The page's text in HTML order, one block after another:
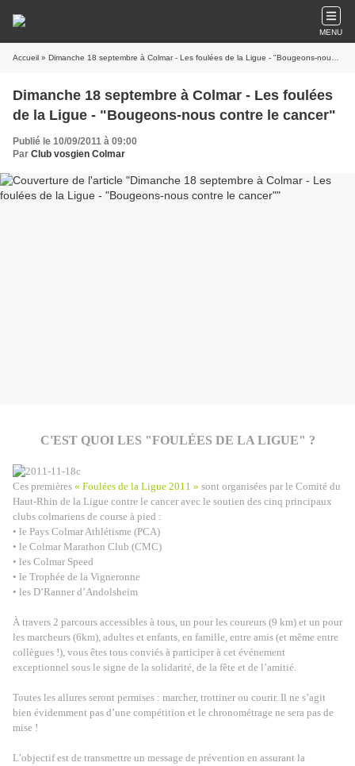
MENU
Accueil » Dimanche 18 septembre à Colmar - Les foulées de la Ligue - "Bougeons-nous contre le cancer"
Dimanche 18 septembre à Colmar - Les foulées
de la Ligue - "Bougeons-nous contre le cancer"
Publié le 10/09/2011 à 09:00
Par Club vosgien Colmar
C'EST QUOI LES "FOULÉES DE LA LIGUE" ?
Ces premières « Foulées de la Ligue 2011 » sont organisées par le Comité du
Haut-Rhin de la Ligue contre le cancer avec le soutien des cinq principaux
clubs colmariens de course à pied :
• le Pays Colmar Athlétisme (PCA)
• le Colmar Marathon Club (CMC)
• les Colmar Speed
• le Trophée de la Vigneronne
• les D’Ranner d’Andolsheim
À travers 2 parcours accessibles à tous, un pour les coureurs (9 km) et un pour
les marcheurs (6km), adultes et enfants, en famille, entre amis (et même entre
collègues !), vous êtes tous conviés à participer à cet événement
exceptionnel sous le signe de la solidarité, de la fête et de l’amitié.
Toutes les allures seront permises : marcher, trottiner ou courir. Il ne s’agit
bien évidemment pas d’une compétition et le chronométrage ne sera pas de
mise !
L’objectif est de transmettre un message de prévention en assurant la